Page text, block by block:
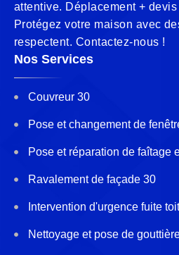
attentive. Déplacement +
Protégez votre maison avec
respectent. Contactez-nous !
Nos Services
Couvreur 30
Pose et changement de
Pose et réparation de faîtage
Ravalement de façade 30
Intervention d'urgence fuite
Nettoyage et pose de